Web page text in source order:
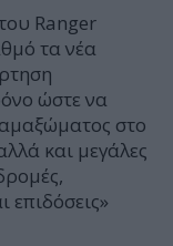
Ranger
τα νέα
ώστε να
στο
και μεγάλες
επιδόσεις»